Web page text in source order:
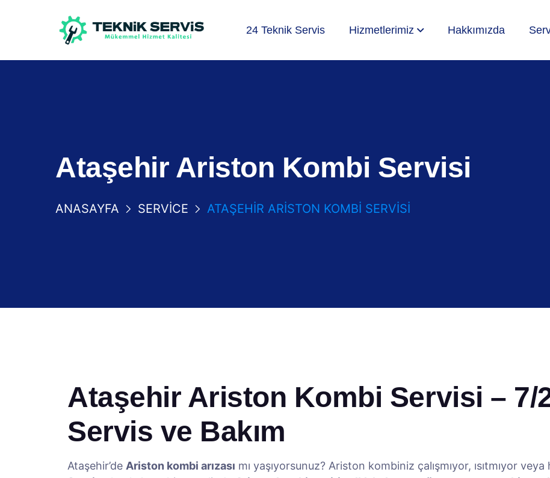
24 Teknik Servis Hizmetlerimiz Hakkımızda
Ataşehir Ariston Kombi Servisi
ANASAYFA SERVICE ATAŞEHIR ARISTON KOMBI SERVISI
Ataşehir Ariston Kombi Servisi – 7/
Servis ve Bakım
Ataşehir’de Ariston kombi arızası mı yaşıyorsunuz? Ariston kombiniz çalışmıyor, ısıtmıyor